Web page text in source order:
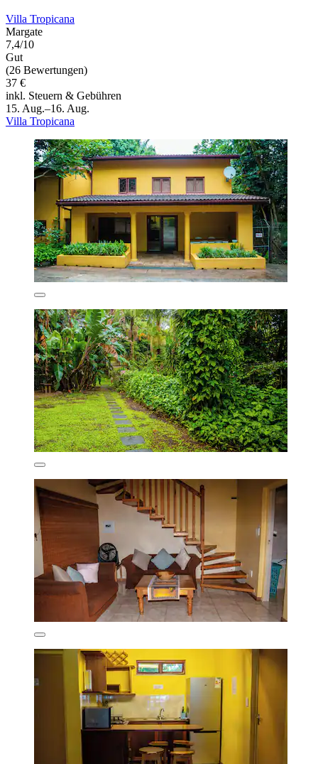
Villa Tropicana
Margate
7,4/10
Gut
(26 Bewertungen)
37 €
inkl. Steuern & Gebühren
15. Aug.–16. Aug.
Villa Tropicana